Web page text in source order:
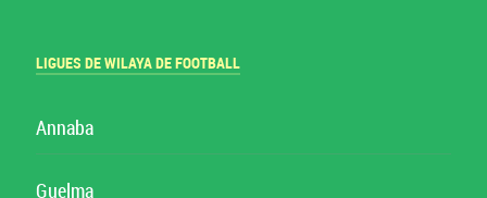
LIGUES DE WILAYA DE FOOTBALL
Annaba
Guelma